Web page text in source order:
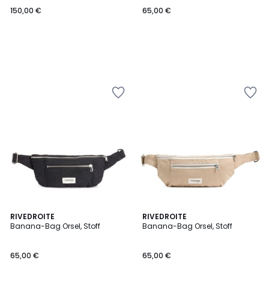
150,00 €
65,00 €
RIVEDROITE
Banana-Bag Orsel, Stoff
65,00 €
RIVEDROITE
Banana-Bag Orsel, Stoff
65,00 €